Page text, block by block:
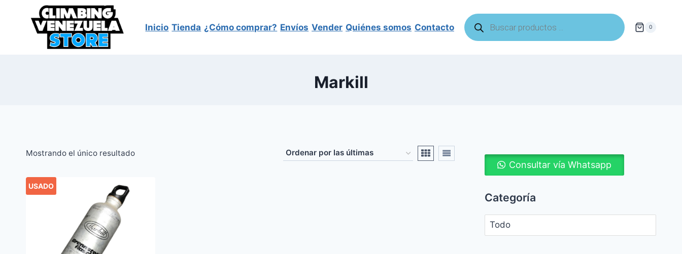
contenido
Inicio Tienda ¿Cómo comprar? Envíos Vender Quiénes somos Contacto
Búsqueda
de
productos
0
Markill
Mostrando el único resultado
USADO
Consultar vía Whatsapp
Categoría